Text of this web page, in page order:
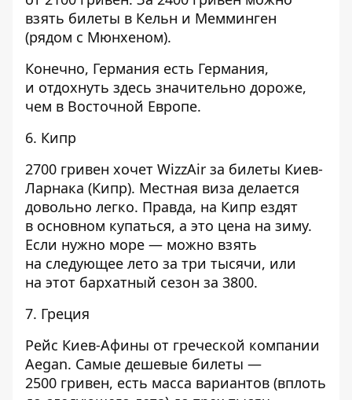
взять билеты в Кельн и Мемминген
(рядом с Мюнхеном).
Конечно, Германия есть Германия,
и отдохнуть здесь значительно дороже,
чем в Восточной Европе.
6. Кипр
2700 гривен хочет WizzAir за билеты Киев-
Ларнака (Кипр). Местная виза делается
довольно легко. Правда, на Кипр ездят
в основном купаться, а это цена на зиму.
Если нужно море — можно взять
на следующее лето за три тысячи, или
на этот бархатный сезон за 3800.
7. Греция
Рейс Киев-Афины от греческой компании
Aegan. Самые дешевые билеты —
2500 гривен, есть масса вариантов (вплоть